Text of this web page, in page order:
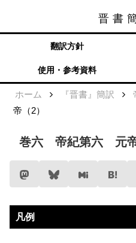
晋書
翻訳方針
使用・参考資料
ホーム 『晋書』簡訳
帝（2）
巻六 帝紀第六 元帝
凡例
晋書